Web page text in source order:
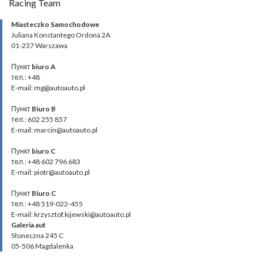
Racing Team
Miasteczko Samochodowe
Juliana Konstantego Ordona 2A
01-237 Warszawa
Пункт biuro A
тел.: +48
E-mail: mg@autoauto.pl
Пункт Biuro B
тел.: 602 255 857
E-mail: marcin@autoauto.pl
Пункт biuro C
тел.: +48 602 796 683
E-mail: piotr@autoauto.pl
Пункт Biuro C
тел.: +48 519-022-455
E-mail: krzysztof.kijewski@autoauto.pl
Galeria aut
Słoneczna 245 C
05-506 Magdalenka